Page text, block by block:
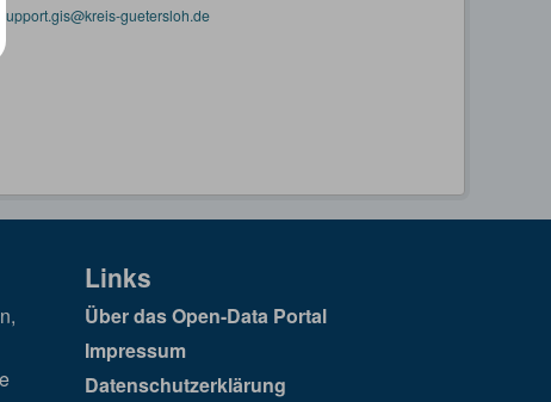
support.gis@kreis-guetersloh.de
Links
Über das Open-Data Portal
Impressum
Datenschutzerklärung